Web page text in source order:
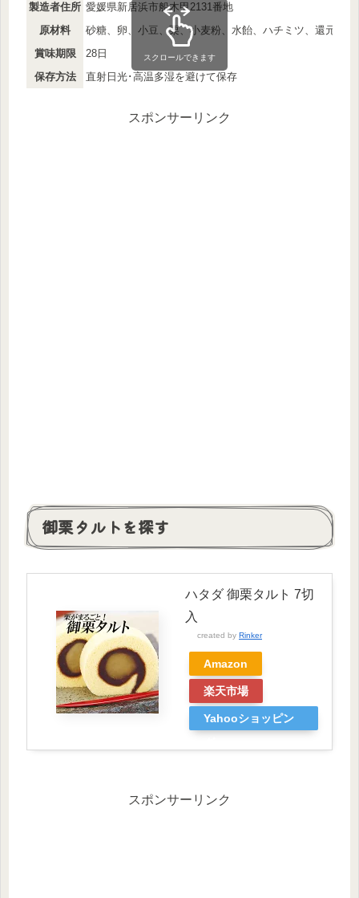
製造者住所 愛媛県新居浜市船木甲2131番地
原材料
砂糖、卵、小豆、栗、小麦粉、水飴、ハチミツ、還元水
賞味期限
28日
保存方法
直射日光･高温多湿を避けて保存
スクロールできます
スポンサーリンク
御栗タルトを探す
ハタダ 御栗タルト 7切
入
created by Rinker
Amazon
楽天市場
Yahooショッピン
スポンサーリンク